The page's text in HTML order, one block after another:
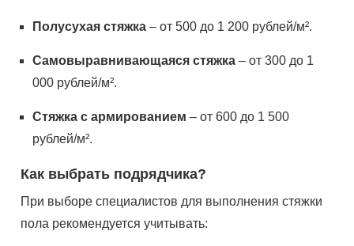
Полусухая стяжка – от 500 до 1 200 рублей/м².
Самовыравнивающаяся стяжка – от 300 до 1
000 рублей/м².
Стяжка с армированием – от 600 до 1 500
рублей/м².
Как выбрать подрядчика?
При выборе специалистов для выполнения стяжки
пола рекомендуется учитывать: